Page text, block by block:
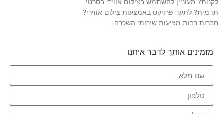
לקנות? מעוניין להשתמש בצילום אווירי בסרטי
תדמית? לתעד פרויקט באמצעות צילום אווירי?
חברות רבות מציעות שירותי השכרה
מזמינים אותך לדבר איתנו